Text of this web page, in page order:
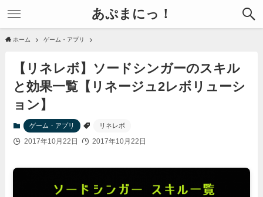
あぷまにっ！
ホーム ゲーム・アプリ
【リネレボ】ソードシンガーのスキル
と効果一覧【リネージュ2レボリューシ
ョン】
ゲーム・アプリ リネレボ
2017年10月22日 2017年10月22日